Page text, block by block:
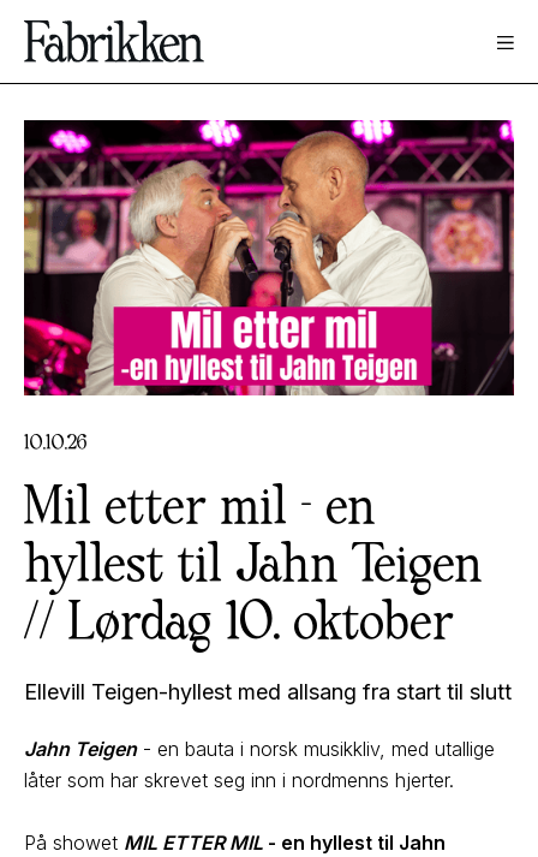
10.10.26
Mil etter mil - en
hyllest til Jahn Teigen
// Lørdag 10. oktober
Ellevill Teigen-hyllest med allsang fra start til slutt
Jahn Teigen- en bauta i norsk musikkliv, med utallige
låter som har skrevet seg inn i nordmenns hjerter.
På showet MIL ETTER MIL - en hyllest til Jahn